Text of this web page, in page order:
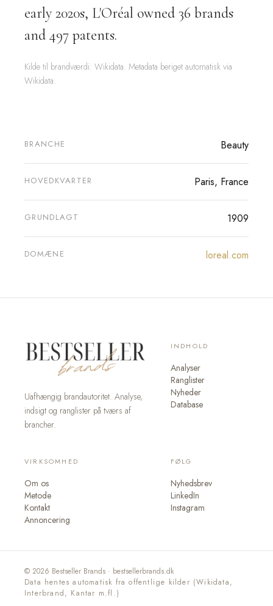
early 2020s, L'Oréal owned 36 brands
and 497 patents.
Kilde til brandværdi: Wikidata. Metadata beriget automatisk via
Wikidata.
BRANCHE Beauty
HOVEDKVARTER Paris, France
GRUNDLAGT 1909
DOMÆNE loreal.com
Uafhængig brandautoritet. Analyse,
indsigt og ranglister på tværs af
brancher.
INDHOLD
Analyser
Ranglister
Nyheder
Database
VIRKSOMHED
Om os
Metode
Kontakt
Annoncering
FØLG
Nyhedsbrev
LinkedIn
Instagram
© 2026 Bestseller Brands · bestsellerbrands.dk
Data hentes automatisk fra offentlige kilder (Wikidata,
Interbrand, Kantar m.fl.)